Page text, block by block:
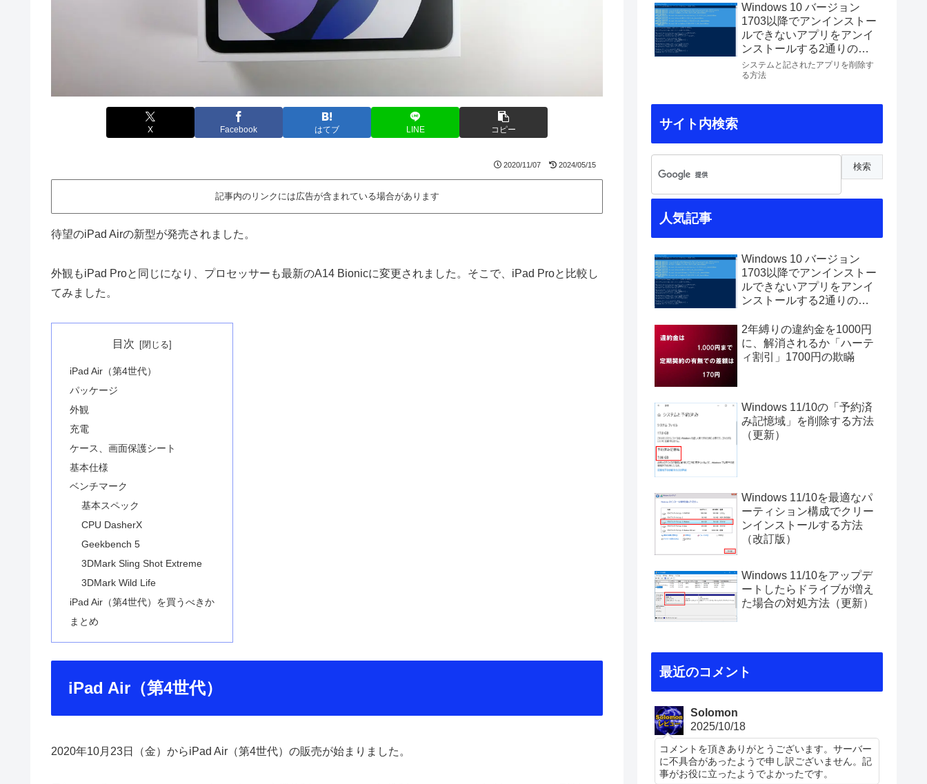
X Facebook はてブ LINE コピー
2020/11/07 2024/05/15
記事内のリンクには広告が含まれている場合があります
待望のiPad Airの新型が発売されました。
外観もiPad Proと同じになり、プロセッサーも最新のA14 Bionicに変更されました。そこで、iPad Proと比較し
てみました。
目次
iPad Air（第4世代）
パッケージ
外観
充電
ケース、画面保護シート
基本仕様
ベンチマーク
基本スペック
CPU DasherX
Geekbench 5
3DMark Sling Shot Extreme
3DMark Wild Life
iPad Air（第4世代）を買うべきか
まとめ
iPad Air（第4世代）
2020年10月23日（金）からiPad Air（第4世代）の販売が始まりました。
Windows 10 バージョン
1703以降でアンインストー
ルできないアプリをアンイ
ンストールする2通りの方
法
システムと記されたアプリを削除す
る方法
サイト内検索
人気記事
Windows 10 バージョン
1703以降でアンインストー
ルできないアプリをアンイ
ンストールする2通りの方
2年縛りの違約金を1000円
に、解消されるか「ハーテ
ィ割引」1700円の欺瞞
Windows 11/10の「予約済
み記憶域」を削除する方法
（更新）
Windows 11/10を最適なパ
ーティション構成でクリー
ンインストールする方法
（改訂版）
Windows 11/10をアップデ
ートしたらドライブが増え
た場合の対処方法（更新）
最近のコメント
Solomon
2025/10/18
コメントを頂きありがとうございます。サーバー
に不具合があったようで申し訳ございません。記
事がお役に立ったようでよかったです。